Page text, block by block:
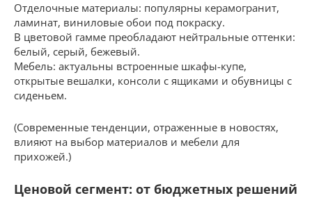
Отделочные материалы: популярны керамогранит,
ламинат, виниловые обои под покраску.
В цветовой гамме преобладают нейтральные оттенки:
белый, серый, бежевый.
Мебель: актуальны встроенные шкафы-купе,
открытые вешалки, консоли с ящиками и обувницы с
сиденьем.
(Современные тенденции, отраженные в новостях,
влияют на выбор материалов и мебели для
прихожей.)
Ценовой сегмент: от бюджетных решений